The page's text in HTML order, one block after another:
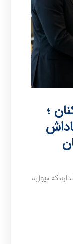
؛
که «پول»